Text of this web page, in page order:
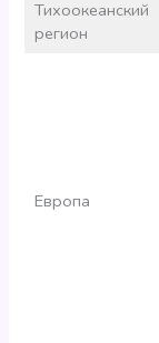
Тихоокеанский
регион
Европа